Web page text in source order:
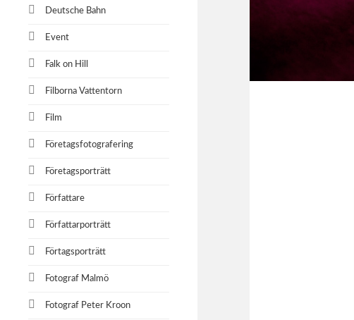
Deutsche Bahn
Event
Falk on Hill
Filborna Vattentorn
Film
Företagsfotografering
Företagsporträtt
Författare
Författarporträtt
Förtagsporträtt
Fotograf Malmö
Fotograf Peter Kroon